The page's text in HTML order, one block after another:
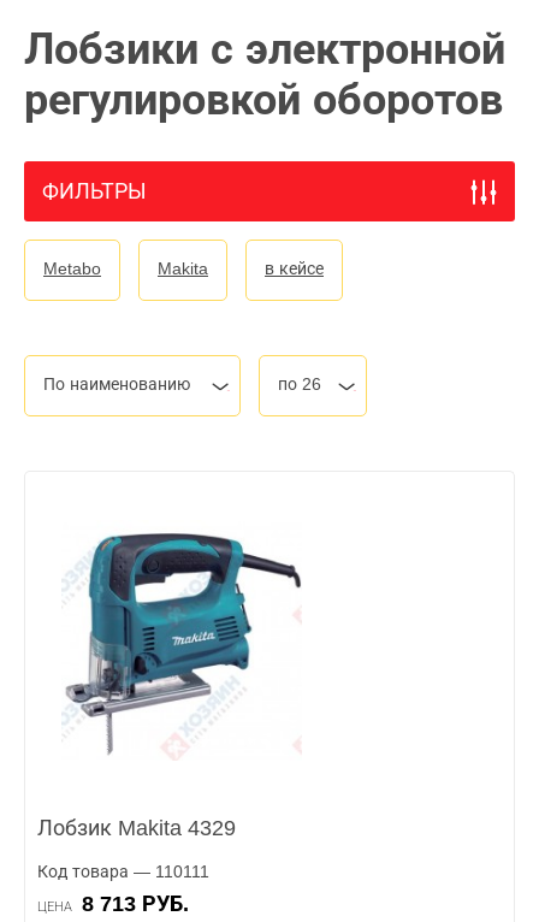
Лобзики с электронной
регулировкой оборотов
ФИЛЬТРЫ
Metabo Makita в кейсе
По наименованию по 26
Лобзик Makita 4329
Код товара — 110111
ЦЕНА 8 713 РУБ.